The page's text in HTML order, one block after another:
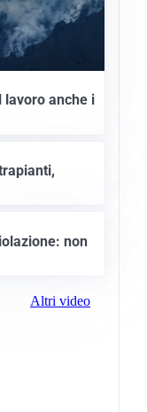
lavoro anche i
non
Altri video